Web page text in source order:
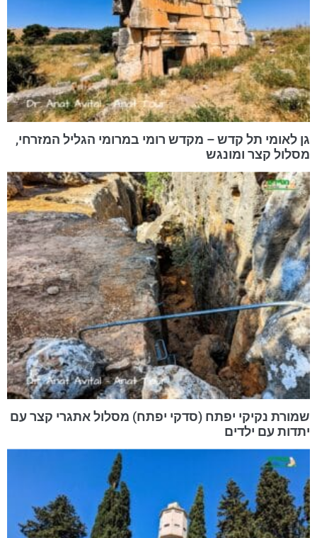
גן לאומי תל קדש – מקדש רומי במרומי הגליל המזרחי,
מסלול קצר ומונגש
שמורת נקיקי יפתח (סדקי יפתח) מסלול אתגרי קצר עם
יתדות עם ילדים